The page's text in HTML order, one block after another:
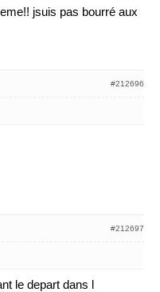
jsuis pas bourré aux
#212696
#212697
le depart dans l